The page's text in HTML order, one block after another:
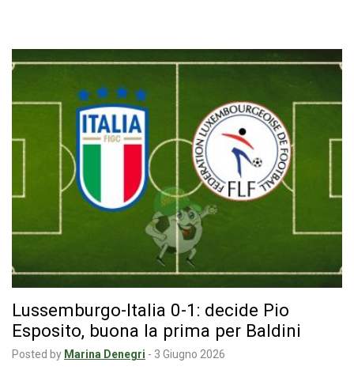
Lussemburgo-Italia 0-1: decide Pio
Esposito, buona la prima per Baldini
Posted by Marina Denegri - 3 Giugno 2026